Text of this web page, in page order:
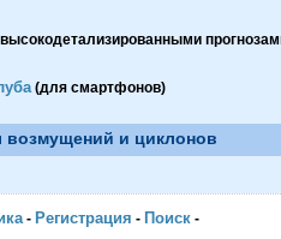
(для смартфонов)
возмущений и циклонов
- Pегистрация - Поиск -